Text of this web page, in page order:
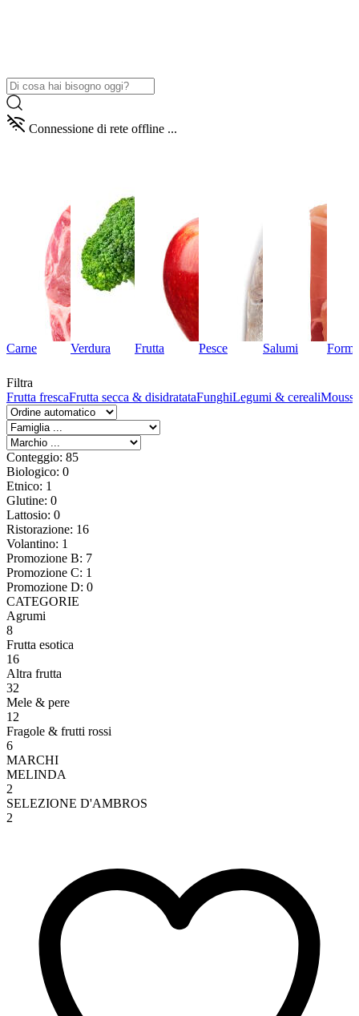
Connessione di rete offline ...
Carne Verdura Frutta Pesce Salumi
Filtra
Frutta frescaFrutta secca & disidratataFunghiLegumi & cereali
Conteggio: 85
Biologico: 0
Etnico: 1
Glutine: 0
Lattosio: 0
Ristorazione: 16
Volantino: 1
Promozione B: 7
Promozione C: 1
Promozione D: 0
CATEGORIE
Agrumi
8
Frutta esotica
16
Altra frutta
32
Mele & pere
12
Fragole & frutti rossi
6
MARCHI
MELINDA
2
SELEZIONE D'AMBROS
2